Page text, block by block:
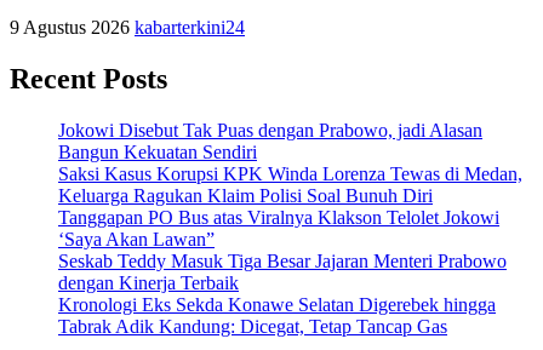
9 Agustus 2026 kabarterkini24
Recent Posts
Jokowi Disebut Tak Puas dengan Prabowo, jadi Alasan
Bangun Kekuatan Sendiri
Saksi Kasus Korupsi KPK Winda Lorenza Tewas di Medan,
Keluarga Ragukan Klaim Polisi Soal Bunuh Diri
Tanggapan PO Bus atas Viralnya Klakson Telolet Jokowi
‘Saya Akan Lawan”
Seskab Teddy Masuk Tiga Besar Jajaran Menteri Prabowo
dengan Kinerja Terbaik
Kronologi Eks Sekda Konawe Selatan Digerebek hingga
Tabrak Adik Kandung: Dicegat, Tetap Tancap Gas